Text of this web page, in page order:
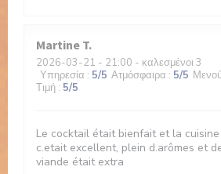
Martine T
2026-03-21 - 21:00 - καλεσμένοι 3
Υπηρεσία : 5/5 Ατμόσφαιρα : 5/5
Τιμή : 5/5
Le cocktail était bienfait et la
c.etait excellent, plein d.arômes et
viande était extra